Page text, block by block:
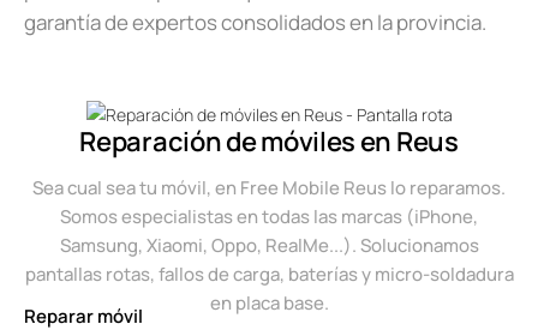
garantía de expertos consolidados en la provincia.
Reparación de móviles en Reus
Sea cual sea tu móvil, en Free Mobile Reus lo reparamos.
Somos especialistas en todas las marcas (iPhone,
Samsung, Xiaomi, Oppo, RealMe...). Solucionamos
pantallas rotas, fallos de carga, baterías y micro-soldadura
en placa base.
Reparar móvil